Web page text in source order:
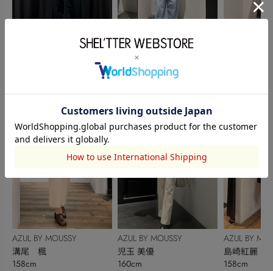
AZUL BY MOUSSY
溝尾 楓
158cm
本社STAFF
西田沙希
AZUL BY MOUSSY
児玉 美優
160cm
AZUL BY
島崎紅麗
158cm